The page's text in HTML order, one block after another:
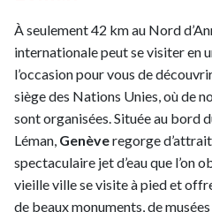
À seulement 42 km au Nord
internationale peut se visiter en
l’occasion pour vous de
siège des Nations Unies, où de
sont organisées. Située au bord
Léman, Genèveregorge
spectaculaire jet d’eau que l’on
vieille ville se visite à pied et
de beaux monuments, de